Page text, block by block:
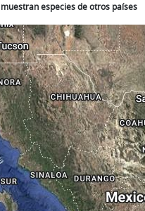
especies de otros países